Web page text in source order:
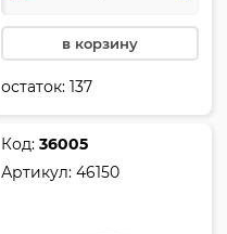
в корзину
остаток:137
Код:36005
Артикул:46150